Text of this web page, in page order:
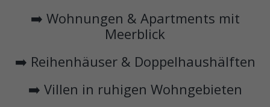
➡️ Wohnungen & Apartments mit
Meerblick
➡️ Reihenhäuser & Doppelhaushälften
➡️ Villen in ruhigen Wohngebieten